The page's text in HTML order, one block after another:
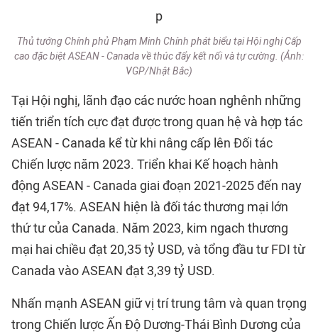
p
Thủ tướng Chính phủ Phạm Minh Chính phát biểu tại Hội nghị Cấp
cao đặc biệt ASEAN - Canada về thúc đẩy kết nối và tự cường. (Ảnh:
VGP/Nhật Bắc)
Tại Hội nghị, lãnh đạo các nước hoan nghênh những
tiến triển tích cực đạt được trong quan hệ và hợp tác
ASEAN - Canada kể từ khi nâng cấp lên Đối tác
Chiến lược năm 2023. Triển khai Kế hoạch hành
động ASEAN - Canada giai đoạn 2021-2025 đến nay
đạt 94,17%. ASEAN hiện là đối tác thương mại lớn
thứ tư của Canada. Năm 2023, kim ngach thương
mại hai chiều đạt 20,35 tỷ USD, và tổng đầu tư FDI từ
Canada vào ASEAN đạt 3,39 tỷ USD.
Nhấn mạnh ASEAN giữ vị trí trung tâm và quan trọng
trong Chiến lược Ấn Độ Dương-Thái Bình Dương của